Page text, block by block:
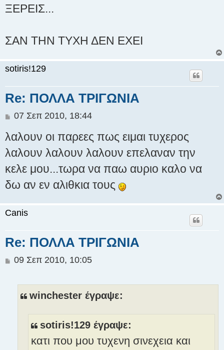
ΞΕΡΕΙΣ...
ΣΑΝ ΤΗΝ ΤΥΧΗ ΔΕΝ ΕΧΕΙ
sotiris!129
Re: ΠΟΛΛΑ ΤΡΙΓΩΝΙΑ
Δ
μ
σ
ί
υ
η
07 Σεπ 2010, 18:44
λαλουν οι παρεες πως ειμαι τυχερος
λαλουν λαλουν λαλουν επελαναν την
κελε μου...τωρα να παω αυριο καλο να
δω αν εν αλιθκια τους
Canis
Re: ΠΟΛΛΑ ΤΡΙΓΩΝΙΑ
Δ
09 Σεπ 2010, 10:05
winchester έγραψε:
sotiris!129 έγραψε:
κατι που μου τυχενη σινεχεια και